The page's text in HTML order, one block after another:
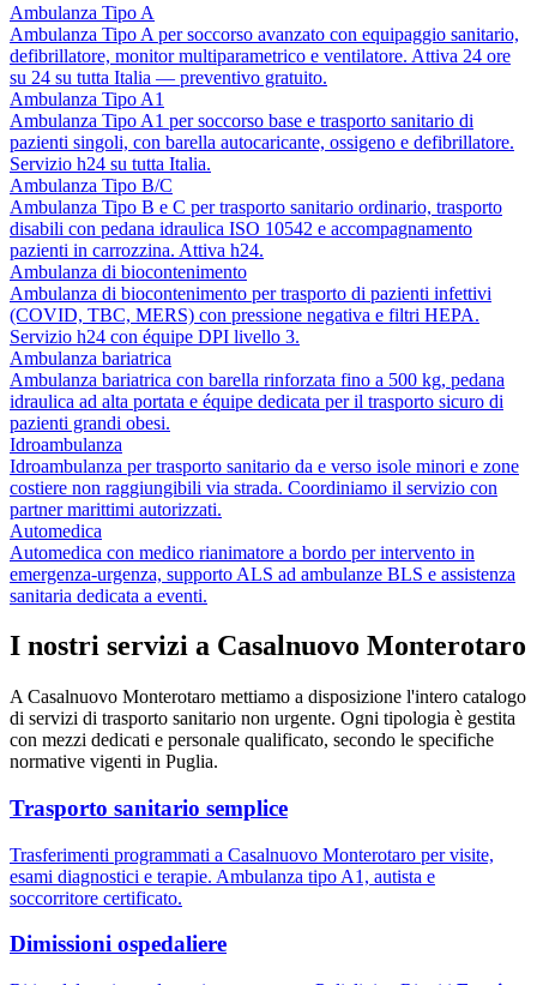
Ambulanza Tipo A
Ambulanza Tipo A per soccorso avanzato con equipaggio sanitario,
defibrillatore, monitor multiparametrico e ventilatore. Attiva 24 ore
su 24 su tutta Italia — preventivo gratuito.
Ambulanza Tipo A1
Ambulanza Tipo A1 per soccorso base e trasporto sanitario di
pazienti singoli, con barella autocaricante, ossigeno e defibrillatore.
Servizio h24 su tutta Italia.
Ambulanza Tipo B/C
Ambulanza Tipo B e C per trasporto sanitario ordinario, trasporto
disabili con pedana idraulica ISO 10542 e accompagnamento
pazienti in carrozzina. Attiva h24.
Ambulanza di biocontenimento
Ambulanza di biocontenimento per trasporto di pazienti infettivi
(COVID, TBC, MERS) con pressione negativa e filtri HEPA.
Servizio h24 con équipe DPI livello 3.
Ambulanza bariatrica
Ambulanza bariatrica con barella rinforzata fino a 500 kg, pedana
idraulica ad alta portata e équipe dedicata per il trasporto sicuro di
pazienti grandi obesi.
Idroambulanza
Idroambulanza per trasporto sanitario da e verso isole minori e zone
costiere non raggiungibili via strada. Coordiniamo il servizio con
partner marittimi autorizzati.
Automedica
Automedica con medico rianimatore a bordo per intervento in
emergenza-urgenza, supporto ALS ad ambulanze BLS e assistenza
sanitaria dedicata a eventi.
I nostri servizi a Casalnuovo Monterotaro
A Casalnuovo Monterotaro mettiamo a disposizione l'intero catalogo
di servizi di trasporto sanitario non urgente. Ogni tipologia è gestita
con mezzi dedicati e personale qualificato, secondo le specifiche
normative vigenti in Puglia.
Trasporto sanitario semplice
Trasferimenti programmati a Casalnuovo Monterotaro per visite,
esami diagnostici e terapie. Ambulanza tipo A1, autista e
soccorritore certificato.
Dimissioni ospedaliere